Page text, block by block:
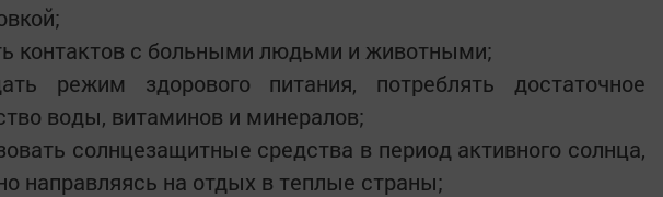
контактов с больными людьми и животными;
режим здорового питания, потреблять достаточное
воды, витаминов и минералов;
солнцезащитные средства в период активного солнца,
направляясь на отдых в теплые страны;